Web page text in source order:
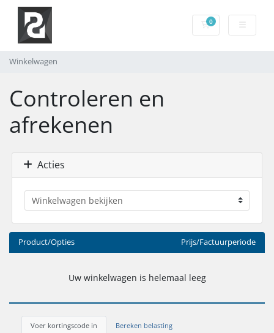
0Winkelwagen
Winkelwagen
Controleren en
afrekenen
Acties
Product/Opties Prijs/Factuurperiode
Uw winkelwagen is helemaal leeg
Voer kortingscode in Bereken belasting